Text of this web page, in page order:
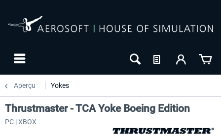
Aperçu Yokes
Thrustmaster - TCA Yoke Boeing Edition
PC | XBOX